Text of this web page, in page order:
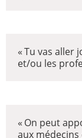
« Tu vas aller
et/ou les
« On peut
aux